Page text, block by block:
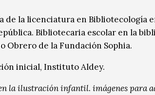
de la licenciatura en Bibliotecología
Bibliotecaria escolar en la
Obrero de la Fundación Sophia.
inicial, Instituto Aldey.
la ilustración infantil. imágenes para